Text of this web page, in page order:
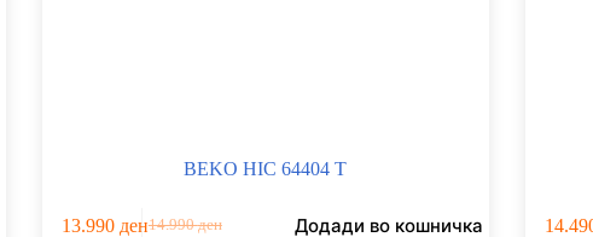
BEKO HIC 64404 T
14.990ден
13.990 ден Додади во кошничка